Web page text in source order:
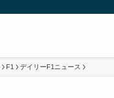
F1 デイリーF1ニュース